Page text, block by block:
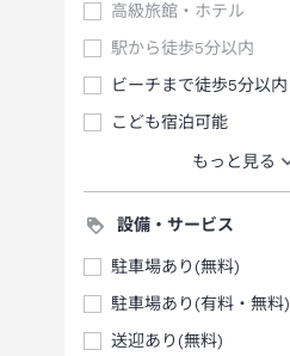
高級旅館・ホテル
駅から徒歩5分以内
ビーチまで徒歩5分以内
こども宿泊可能
もっと見る
設備・サービス
駐車場あり(無料)
駐車場あり(有料・無料)
送迎あり(無料)